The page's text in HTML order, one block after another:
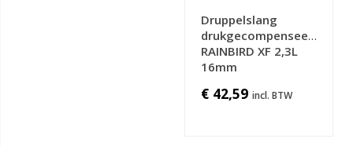
Druppelslang
drukgecompenseerd
RAINBIRD XF 2,3L
16mm
€ 42,59